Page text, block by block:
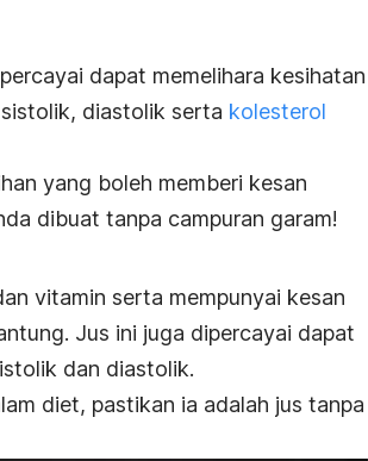
dapat memelihara kesihatan
diastolik serta kolesterol
yang boleh memberi kesan
dibuat tanpa campuran garam!
vitamin serta mempunyai kesan
Jus ini juga dipercayai dapat
dan diastolik.
diet, pastikan ia adalah jus tanpa